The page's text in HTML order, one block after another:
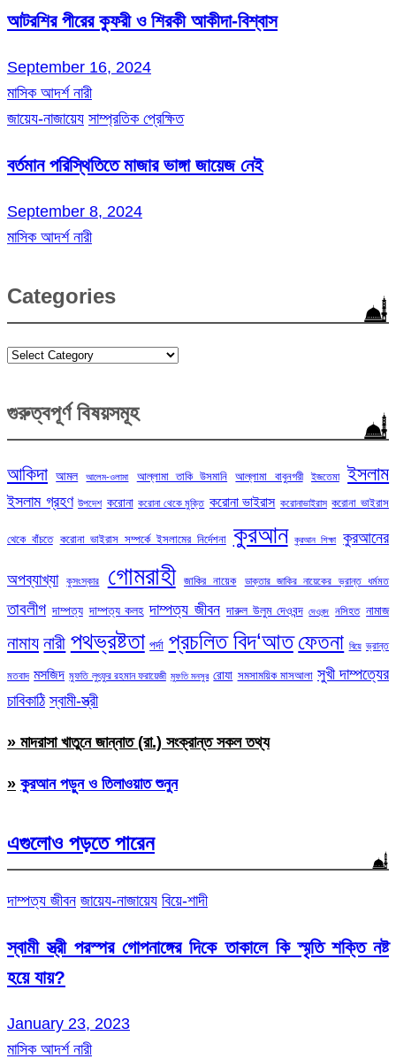
আটরশির পীরের কুফরী ও শিরকী আকীদা-বিশ্বাস
September 16, 2024
মাসিক আদর্শ নারী
জায়েয-নাজায়েয সাম্প্রতিক প্রেক্ষিত
বর্তমান পরিস্থিতিতে মাজার ভাঙ্গা জায়েজ নেই
September 8, 2024
মাসিক আদর্শ নারী
Categories
Categories
গুরুত্বপূর্ণ বিষয়সমূহ
আকিদা আমল আলেম-ওলামা আল্লামা তাকি উসমানি আল্লামা বাবুনগরী ইজতেমা ইসলাম
ইসলাম গ্রহণ উপদেশ করোনা করোনা থেকে মুক্তি করোনা ভাইরাস করোনাভাইরাস করোনা ভাইরাস
থেকে বাঁচতে করোনা ভাইরাস সম্পর্কে ইসলামের নির্দেশনা কুরআন কুরআন শিক্ষা কুরআনের
অপব্যাখ্যা কুসংস্কার গোমরাহী জাকির নায়েক ডাক্তার জাকির নায়েকের ভ্রান্ত ধর্মমত
তাবলীগ দাম্পত্য দাম্পত্য কলহ দাম্পত্য জীবন দারুল উলুম দেওবন্দ দেওবন্দ নসিহত নামাজ
নামায নারী পথভ্রষ্টতা পর্দা প্রচলিত বিদ‘আত ফেতনা বিয়ে ভ্রান্ত
মতবাদ মসজিদ মুফতি লুৎফুর রহমান ফরায়েজী মুফতি মনসুর রোযা সমসাময়িক মাসআলা সুখী দাম্পত্যের
চাবিকাঠি স্বামী-স্ত্রী
» মাদরাসা খাতুনে জান্নাত (রা.) সংক্রান্ত সকল তথ্য
» কুরআন পড়ুন ও তিলাওয়াত শুনুন
এগুলোও পড়তে পারেন
দাম্পত্য জীবন জায়েয-নাজায়েয বিয়ে-শাদী
স্বামী স্ত্রী পরস্পর গোপনাঙ্গের দিকে তাকালে কি স্মৃতি শক্তি নষ্ট
হয়ে যায়?
January 23, 2023
মাসিক আদর্শ নারী